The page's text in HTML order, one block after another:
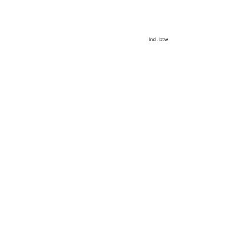
Incl. btw